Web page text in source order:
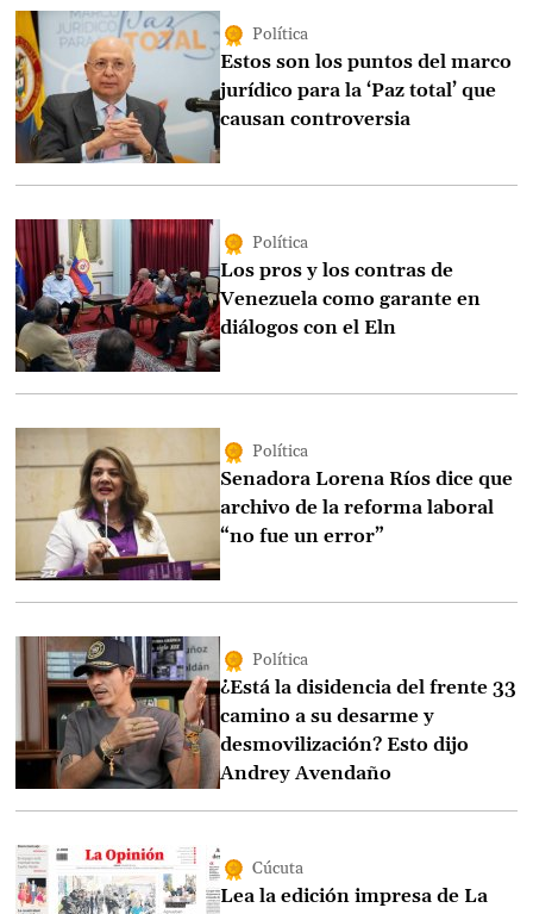
Política
Estos son los puntos del marco
jurídico para la ‘Paz total’ que
causan controversia
Política
Los pros y los contras de
Venezuela como garante en
diálogos con el Eln
Política
Senadora Lorena Ríos dice que
archivo de la reforma laboral
“no fue un error”
Política
¿Está la disidencia del frente 33
camino a su desarme y
desmovilización? Esto dijo
Andrey Avendaño
Cúcuta
Lea la edición impresa de La